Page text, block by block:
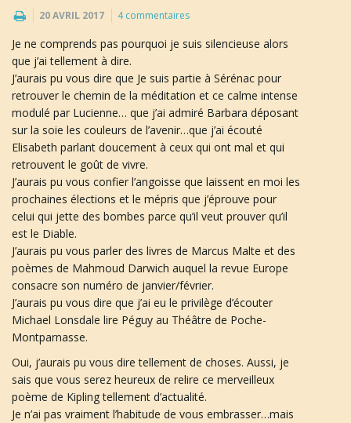
20 AVRIL 2017 4 commentaires
Je ne comprends pas pourquoi je suis silencieuse alors
que j’ai tellement à dire.
J’aurais pu vous dire que Je suis partie à Sérénac pour
retrouver le chemin de la méditation et ce calme intense
modulé par Lucienne… que j’ai admiré Barbara déposant
sur la soie les couleurs de l’avenir…que j’ai écouté
Elisabeth parlant doucement à ceux qui ont mal et qui
retrouvent le goût de vivre.
J’aurais pu vous confier l’angoisse que laissent en moi les
prochaines élections et le mépris que j’éprouve pour
celui qui jette des bombes parce qu’il veut prouver qu’il
est le Diable.
J’aurais pu vous parler des livres de Marcus Malte et des
poèmes de Mahmoud Darwich auquel la revue Europe
consacre son numéro de janvier/février.
J’aurais pu vous dire que j’ai eu le privilège d’écouter
Michael Lonsdale lire Péguy au Théâtre de Poche-
Montparnasse.
Oui, j’aurais pu vous dire tellement de choses. Aussi, je
sais que vous serez heureux de relire ce merveilleux
poème de Kipling tellement d’actualité.
Je n’ai pas vraiment l’habitude de vous embrasser…mais